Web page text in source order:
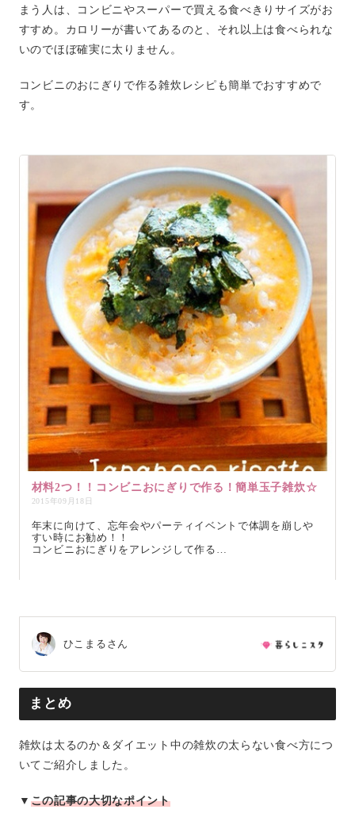
まう人は、コンビニやスーパーで買える食べきりサイズがお
すすめ。カロリーが書いてあるのと、それ以上は食べられな
いのでほぼ確実に太りません。
コンビニのおにぎりで作る雑炊レシピも簡単でおすすめで
す。
材料2つ！！コンビニおにぎりで作る！簡単玉子雑炊☆
2015年09月18日
年末に向けて、忘年会やパーティイベントで体調を崩しや
すい時にお勧め！！
コンビニおにぎりをアレンジして作る…
ひこまるさん
まとめ
雑炊は太るのか＆ダイエット中の雑炊の太らない食べ方につ
いてご紹介しました。
▼ この記事の大切なポイント